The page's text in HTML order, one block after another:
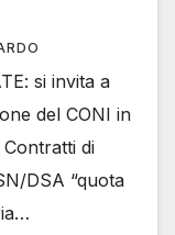
si invita a
del CONI in
Contratti di
DSA “quota